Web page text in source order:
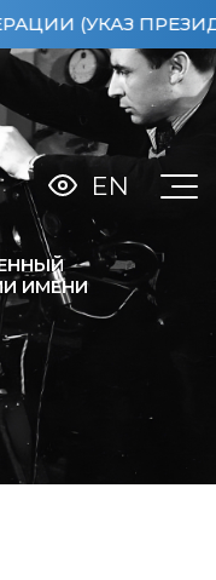
(УКАЗ
ИМЕНИ
EN